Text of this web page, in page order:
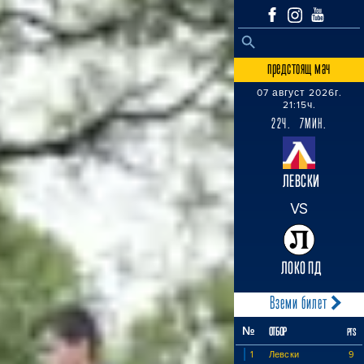
Search
SEARCH BUTTON
предстоящ мач
07 август 2026г.
21:15ч.
22Ч. 7МИН.
ЛЕВСКИ
VS
ЛОКО ПД
Вземи билет
№ ОТБОР PTS
1 Левски 9